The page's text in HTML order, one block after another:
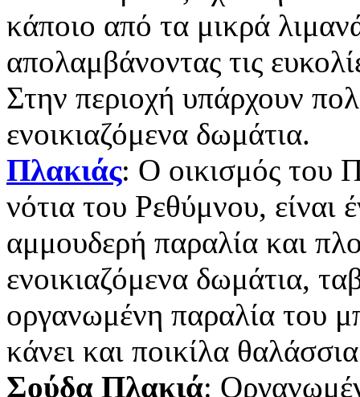
κάποιο από τα μικρά
απολαμβάνοντας τις
Στην περιοχή υπάρχουν
ενοικιαζόμενα δωμάτια.
Πλακιάς: Ο οικισμός του
νότια του Ρεθύμνου, είναι
αμμουδερή παραλία και
ενοικιαζόμενα δωμάτια,
οργανωμένη παραλία του
κάνει και ποικίλα
Σούδα Πλακιά: